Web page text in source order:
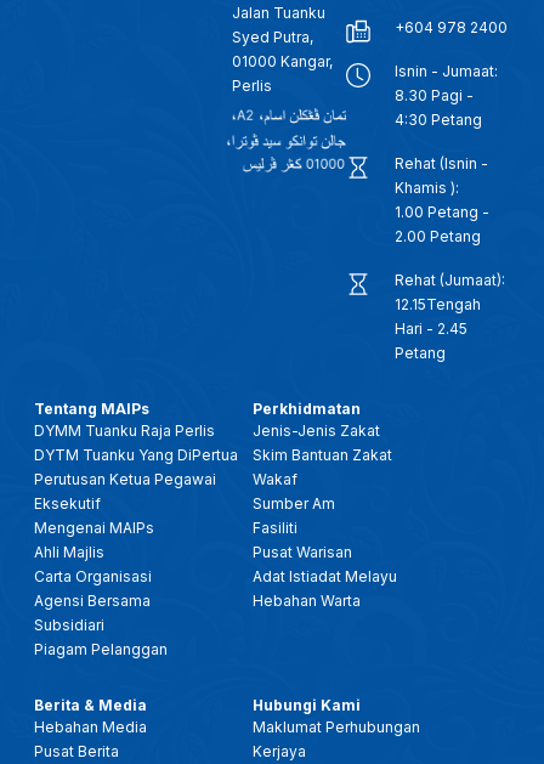
Jalan Tuanku
Syed Putra,
01000 Kangar,
Perlis
+604 978 2400
Isnin - Jumaat:
8.30 Pagi -
4:30 Petang
Rehat (Isnin -
Khamis ):
1.00 Petang -
2.00 Petang
Rehat (Jumaat):
12.15Tengah
Hari - 2.45
Petang
Tentang MAIPs
DYMM Tuanku Raja Perlis
DYTM Tuanku Yang DiPertua
Perutusan Ketua Pegawai
Eksekutif
Mengenai MAIPs
Ahli Majlis
Carta Organisasi
Agensi Bersama
Subsidiari
Piagam Pelanggan
Perkhidmatan
Jenis-Jenis Zakat
Skim Bantuan Zakat
Wakaf
Sumber Am
Fasiliti
Pusat Warisan
Adat Istiadat Melayu
Hebahan Warta
Berita & Media
Hebahan Media
Pusat Berita
Hubungi Kami
Maklumat Perhubungan
Kerjaya